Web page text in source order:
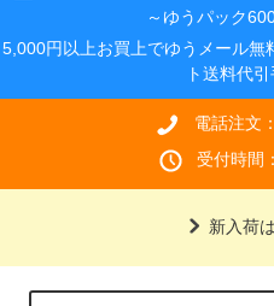
～ゆうパック
5,000円以上お買上でゆうメール
ト送料代
電話注文
受付時間
新入荷